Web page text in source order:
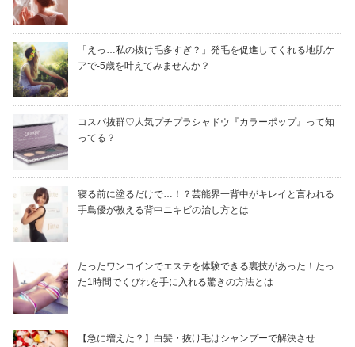
「えっ…私の抜け毛多すぎ？」発毛を促進してくれる地肌ケ
アで-5歳を叶えてみませんか？
コスパ抜群♡人気プチプラシャドウ『カラーポップ』って知
ってる？
寝る前に塗るだけで…！？芸能界一背中がキレイと言われる
手島優が教える背中ニキビの治し方とは
たったワンコインでエステを体験できる裏技があった！たっ
た1時間でくびれを手に入れる驚きの方法とは
【急に増えた？】白髪・抜け毛はシャンプーで解決させ